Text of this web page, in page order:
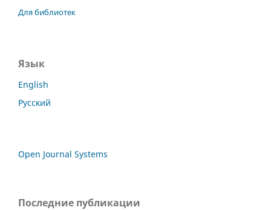
Для библиотек
Язык
English
Русский
Open Journal Systems
Последние публикации